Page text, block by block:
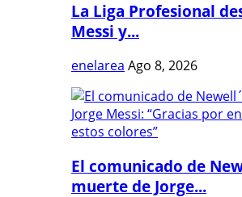
La Liga Profesional
Messi y...
enelarea Ago 8, 2026
El comunicado de
muerte de Jorge...